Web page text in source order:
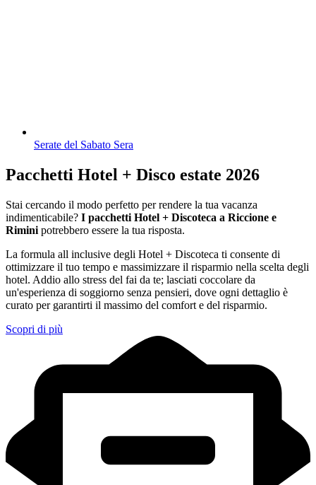
Serate del Sabato Sera
Pacchetti Hotel + Disco estate 2026
Stai cercando il modo perfetto per rendere la tua vacanza
indimenticabile? I pacchetti Hotel + Discoteca a Riccione e
Rimini potrebbero essere la tua risposta.
La formula all inclusive degli Hotel + Discoteca ti consente di
ottimizzare il tuo tempo e massimizzare il risparmio nella scelta degli
hotel. Addio allo stress del fai da te; lasciati coccolare da
un'esperienza di soggiorno senza pensieri, dove ogni dettaglio è
curato per garantirti il massimo del comfort e del risparmio.
Scopri di più